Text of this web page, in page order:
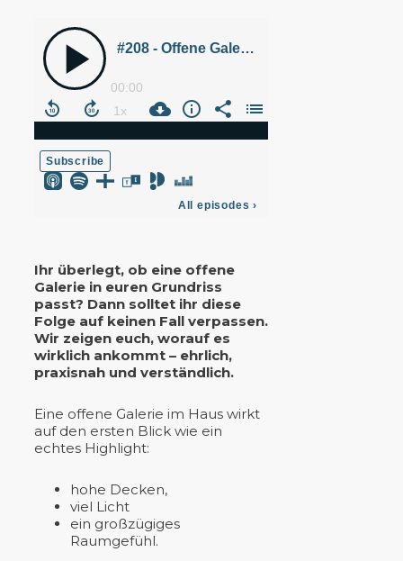
Ihr überlegt, ob eine offene
Galerie in euren Grundriss
passt? Dann solltet ihr diese
Folge auf keinen Fall verpassen.
Wir zeigen euch, worauf es
wirklich ankommt – ehrlich,
praxisnah und verständlich.
Eine offene Galerie im Haus wirkt
auf den ersten Blick wie ein
echtes Highlight:
hohe Decken,
viel Licht
ein großzügiges
Raumgefühl.